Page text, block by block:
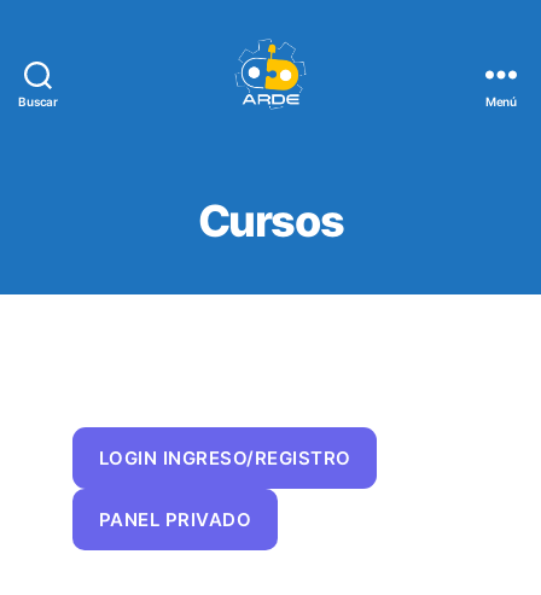
Buscar Menú
Cursos
LOGIN INGRESO/REGISTRO
PANEL PRIVADO